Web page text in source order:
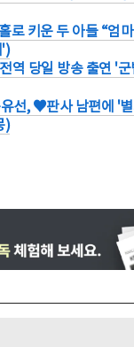
로 키운 두 아들 “엄
')
역 당일 방송 출연 '
선, ♥판사 남편에 '
)